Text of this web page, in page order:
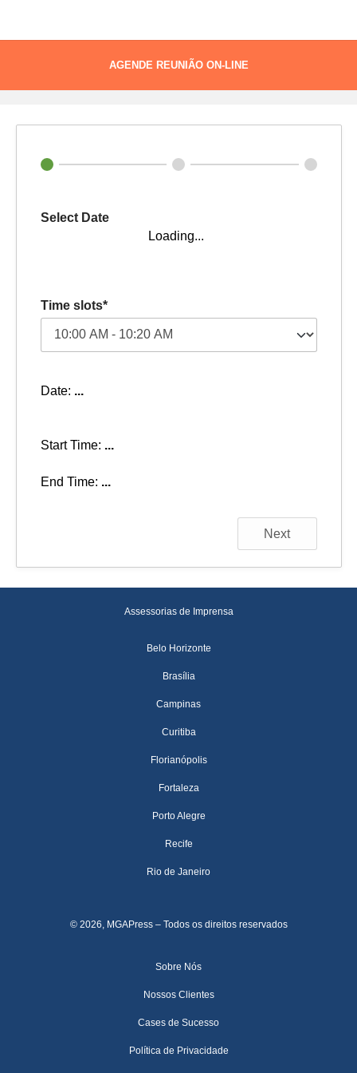
AGENDE REUNIÃO ON-LINE
Time Slots Booking
Select Date
Loading...
Time slots*
Date: ...
Start Time: ...
End Time: ...
Next
Assessorias de Imprensa
Belo Horizonte
Brasília
Campinas
Curitiba
Florianópolis
Fortaleza
Porto Alegre
Recife
Rio de Janeiro
© 2026, MGAPress – Todos os direitos reservados
Sobre Nós
Nossos Clientes
Cases de Sucesso
Política de Privacidade